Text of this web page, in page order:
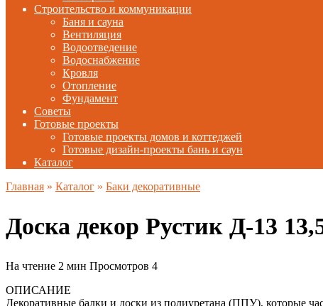
Строительство и коммуникации
Баня и сауна
Вентиляция
Водоотведение
Водоснабжение
Кровля
Отопление
Фундамент
Советы
Готовые проекты
Готовые проекты домов и коттеджей
Готовые дизайн-проекты бань и саун
Каталог
Главная » Каталог » Баки декоративные
Доска декор Рустик Д-13
На чтение 2 мин Просмотров 4
ОПИСАНИЕ
Декоративные балки и доски из полиуретана (ППУ), которые